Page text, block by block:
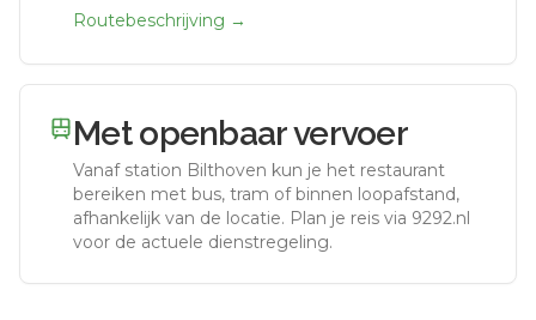
Routebeschrijving →
Met openbaar vervoer
Vanaf station Bilthoven kun je het restaurant
bereiken met bus, tram of binnen loopafstand,
afhankelijk van de locatie. Plan je reis via 9292.nl
voor de actuele dienstregeling.